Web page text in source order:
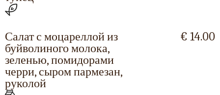
Салат с моцареллой из
буйволиного молока,
зеленью, помидорами
черри, сыром пармезан,
руколой
€ 14.00